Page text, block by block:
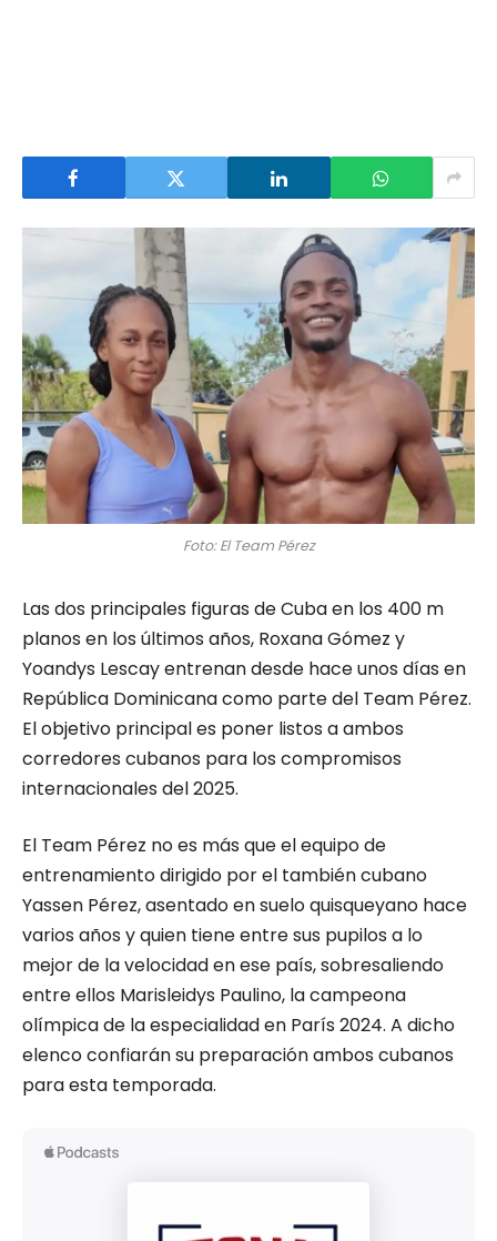
Foto: El Team Pérez
Las dos principales figuras de Cuba en los 400 m
planos en los últimos años, Roxana Gómez y
Yoandys Lescay entrenan desde hace unos días en
República Dominicana como parte del Team Pérez.
El objetivo principal es poner listos a ambos
corredores cubanos para los compromisos
internacionales del 2025.
El Team Pérez no es más que el equipo de
entrenamiento dirigido por el también cubano
Yassen Pérez, asentado en suelo quisqueyano hace
varios años y quien tiene entre sus pupilos a lo
mejor de la velocidad en ese país, sobresaliendo
entre ellos Marisleidys Paulino, la campeona
olímpica de la especialidad en París 2024. A dicho
elenco confiarán su preparación ambos cubanos
para esta temporada.